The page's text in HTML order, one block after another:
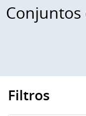
Conjuntos
Filtros